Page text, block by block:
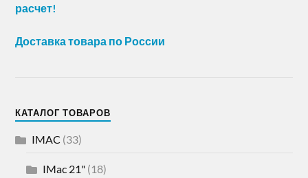
расчет!
Доставка товара по России
КАТАЛОГ ТОВАРОВ
IMAC (33)
IMac 21" (18)